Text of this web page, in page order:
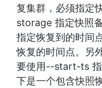
复集群，必须指定
storage 指定快照
指定恢复到的时间
恢复的时间点。另
要使用--start-ts 指
下是一个包含快照